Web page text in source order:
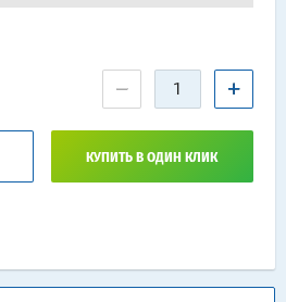
− +
КУПИТЬ В ОДИН КЛИК